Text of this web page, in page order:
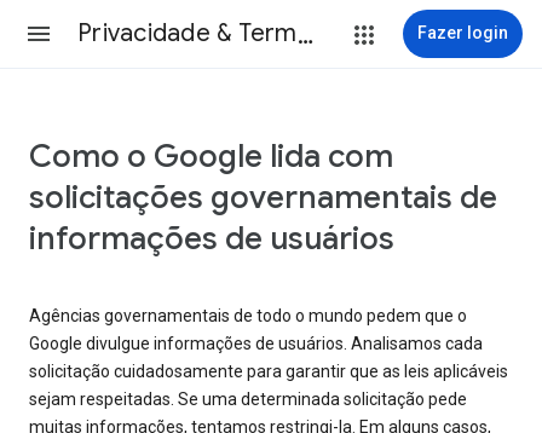
Privacidade & Termos Fazer login
Como o Google lida com
solicitações governamentais de
informações de usuários
Agências governamentais de todo o mundo pedem que o
Google divulgue informações de usuários. Analisamos cada
solicitação cuidadosamente para garantir que as leis aplicáveis
sejam respeitadas. Se uma determinada solicitação pede
muitas informações, tentamos restringi-la. Em alguns casos,